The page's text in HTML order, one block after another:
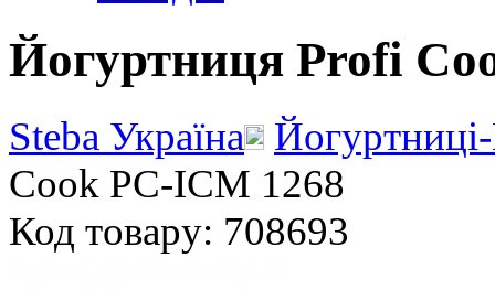
Йогуртниця Profi
Steba Україна
Cook PC-ICM 1268
Код товару: 708693